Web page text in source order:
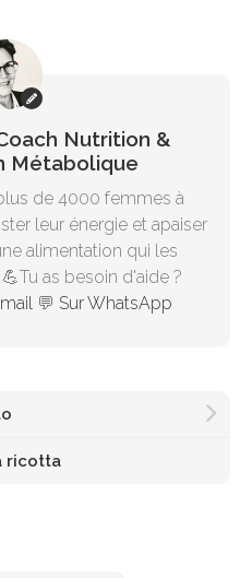
Nutrition &
Métabolique
de 4000 femmes à
leur énergie et apaiser
alimentation qui les
as besoin d'aide ?
💬 Sur WhatsApp
ricotta